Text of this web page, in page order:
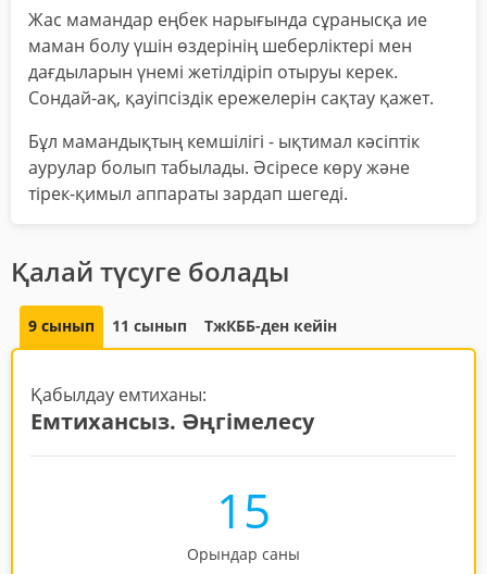
Жас мамандар еңбек нарығында сұранысқа ие
маман болу үшін өздерінің шеберліктері мен
дағдыларын үнемі жетілдіріп отыруы керек.
Сондай-ақ, қауіпсіздік ережелерін сақтау қажет.
Бұл мамандықтың кемшілігі - ықтимал кәсіптік
аурулар болып табылады. Әсіресе көру және
тірек-қимыл аппараты зардап шегеді.
Қалай түсуге болады
9 сынып 11 сынып ТжКББ-ден кейін
Қабылдау емтиханы:
Емтихансыз. Әңгімелесу
15
Орындар саны